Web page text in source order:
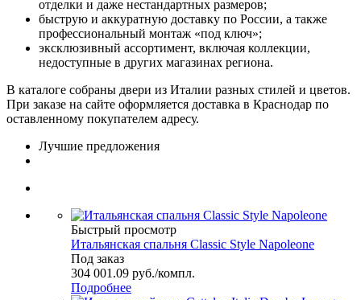
отделки и даже нестандартных размеров;
быструю и аккуратную доставку по России, а также
профессиональный монтаж «под ключ»;
эксклюзивный ассортимент, включая коллекции,
недоступные в других магазинах региона.
В каталоге собраны двери из Италии разных стилей и цветов.
При заказе на сайте оформляется доставка в Краснодар по
оставленному покупателем адресу.
Лучшие предложения
Быстрый просмотр
Итальянская спальня Classic Style Napoleone
Под заказ
304 001.09 руб./компл.
Подробнее